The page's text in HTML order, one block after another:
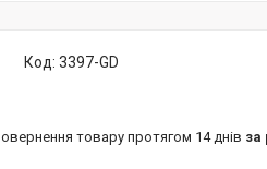
Код: 3397-GD
повернення товару протягом 14 днів за